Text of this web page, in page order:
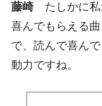
藤崎 たしかに
喜んでもらえる
で、読んで喜ん
動力ですね。